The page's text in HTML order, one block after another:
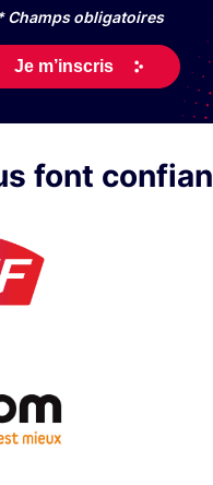
Champs obligatoires
font